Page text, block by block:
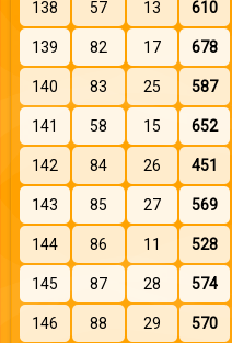
138
57 13 610
139
82 17 678
140
83 25 587
141
58 15 652
142
84 26 451
143
85 27 569
144
86 11 528
145
87 28 574
146
88 29 570